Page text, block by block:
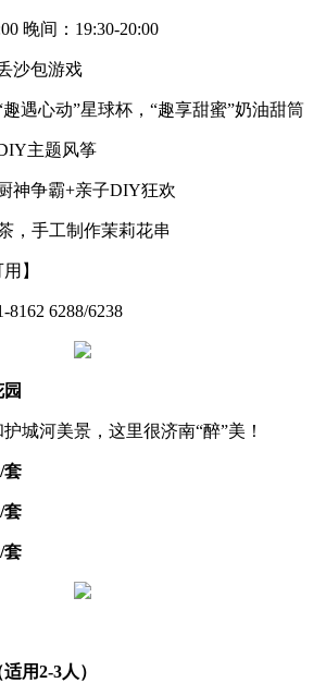
晚间：19:30-20:00
沙包游戏
心动”星球杯，“趣享甜蜜”奶油甜筒
主题风筝
争霸+亲子DIY狂欢
手工制作茉莉花串
】
6288/6238
河美景，这里很济南“醉”美！
套
套
套
用2-3人）